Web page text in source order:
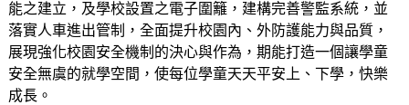
能之建立，及學校設置之電子圍籬，建構完善警監系統，並
落實人車進出管制，全面提升校園內、外防護能力與品質，
展現強化校園安全機制的決心與作為，期能打造一個讓學童
安全無虞的就學空間，使每位學童天天平安上、下學，快樂
成長。